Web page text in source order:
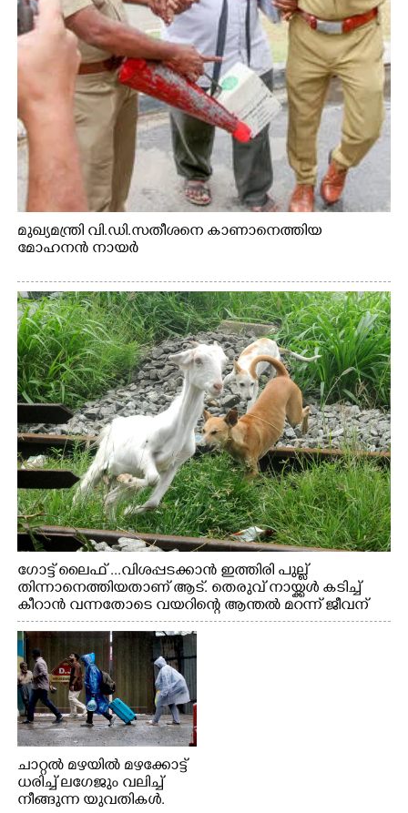
മുഖ്യമന്ത്രി വി.ഡി.സതീശനെ കാണാനെത്തിയ
മോഹനൻ നായർ
ഗോട്ട് ലൈഫ് ...വിശപ്പടക്കാൻ ഇത്തിരി പുല്ല്
തിന്നാനെത്തിയതാണ് ആട്. തെരുവ് നായ്ക്കൾ കടിച്ച്
കീറാൻ വന്നതോടെ വയറിന്റെ ആന്തൽ മറന്ന് ജീവന്
വേണ്ടിയായി ഓട്ടം. എറണാകുളം വാത്തുരുത്തിയിൽ
നിന്നുള്ള കാഴ്ച
ചാറ്റൽ മഴയിൽ മഴക്കോട്ട്
ധരിച്ച് ലഗേജും വലിച്ച്
നീങ്ങുന്ന യുവതികൾ.
Copy Link